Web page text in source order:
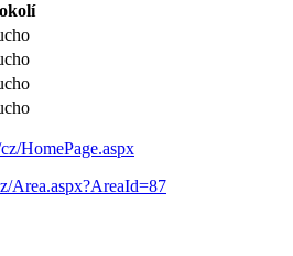
HomePage.aspx
Area.aspx?AreaId=87